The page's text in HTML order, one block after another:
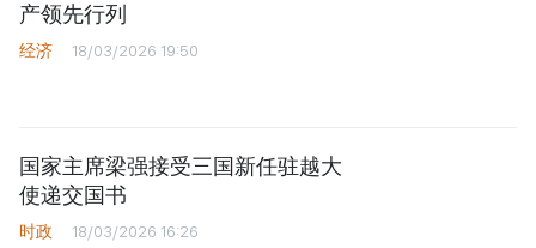
产领先行列
经济 18/03/2026 19:50
国家主席梁强接受三国新任驻越大
使递交国书
时政 18/03/2026 16:26